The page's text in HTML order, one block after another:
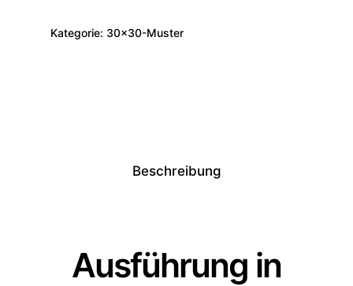
Kategorie: 30x30-Muster
Beschreibung
Ausführung in